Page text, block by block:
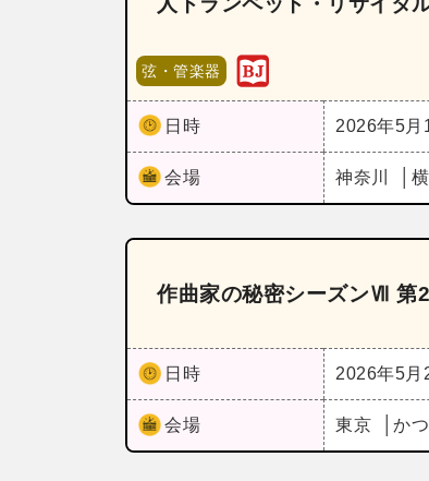
弦・管楽器
日時 2026年5月
会場 神奈川
作曲家の秘密シーズンⅦ 第
日時 2026年5月
会場 東京 か